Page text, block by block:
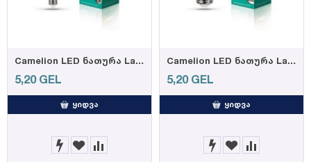
Camelion LED ნათურა Lamp - LED8-C35/830/E14 ნათურა ლედ განათებით ეკონომიური 8 ვატი (ეკვივალენტი 75 ვატის)
5,20 GEL
ᲧᲘᲓᲕᲐ
Camelion LED ნათურა Lamp - LED8-C35/830/E27 ნათურა ლედ განათებით ეკონომიური 8 ვატი (ეკვივალენტი 75 ვატის)
5,20 GEL
ᲧᲘᲓᲕᲐ